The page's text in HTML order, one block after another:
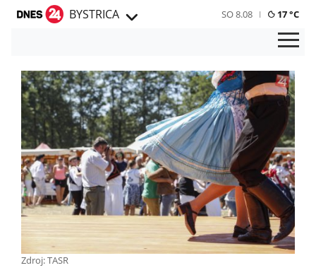
BYSTRICA SO 8.08 17 °C
Zdroj: TASR